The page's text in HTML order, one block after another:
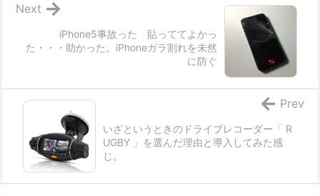
iPhone5事故った 貼っててよかっ
た・・・助かった。iPhoneガラ割れを未然
に防ぐ
Next
いざというときのドライブレコーダー「 R
UGBY 」を選んだ理由と導入してみた感
じ。
Prev